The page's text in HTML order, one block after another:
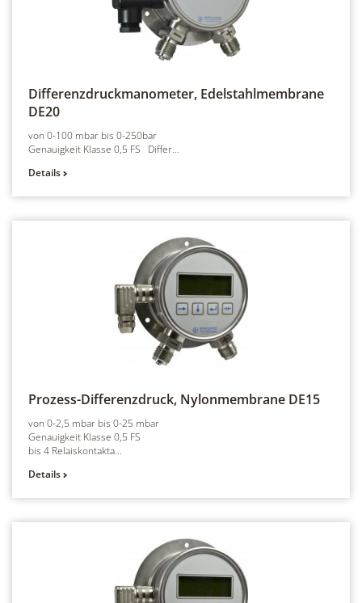
Differenzdruckmanometer, Edelstahlmembrane
DE20
von 0-100 mbar bis 0-250bar
Genauigkeit Klasse 0,5 FS Differ...
Details
Prozess-Differenzdruck, Nylonmembrane DE15
von 0-2,5 mbar bis 0-25 mbar
Genauigkeit Klasse 0,5 FS
bis 4 Relaiskontakta...
Details